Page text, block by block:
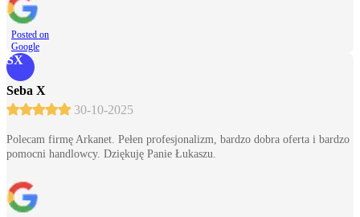
Posted on
Google
SX
Seba X
30-10-2025
Polecam firmę Arkanet. Pełen profesjonalizm, bardzo dobra oferta i bardzo
pomocni handlowcy. Dziękuję Panie Łukaszu.